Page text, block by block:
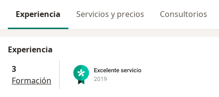
Experiencia Servicios y precios Consultorios
Experiencia
3
Formación